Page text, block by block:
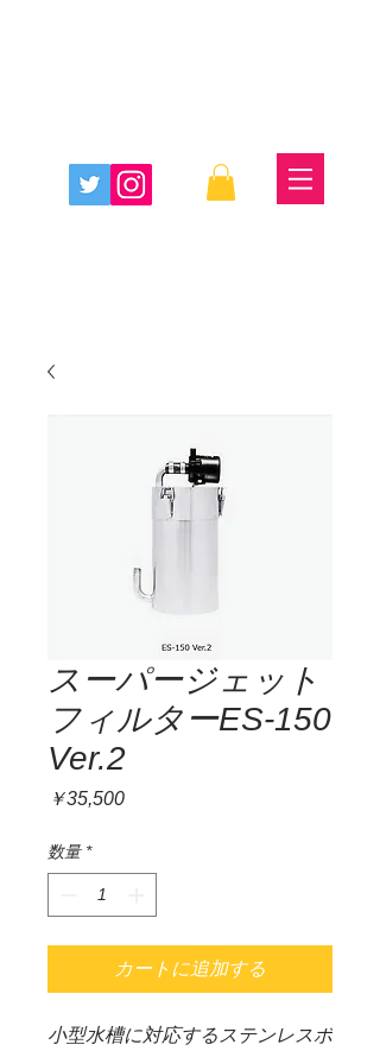
スーパージェット
フィルターES-150
Ver.2
￥35,500価
数量 *
カートに追加する
小型水槽に対応するステンレスボ